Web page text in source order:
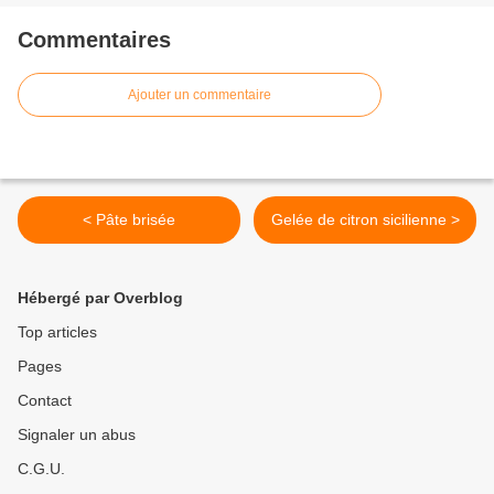
Commentaires
Ajouter un commentaire
< Pâte brisée Gelée de citron sicilienne >
Hébergé par Overblog
Top articles
Pages
Contact
Signaler un abus
C.G.U.